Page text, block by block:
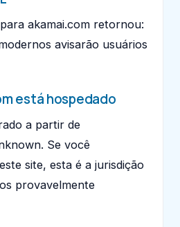
akamai.com retornou:
avisarão usuários
está hospedado
a partir de
Se você
site, esta é a jurisdição
provavelmente